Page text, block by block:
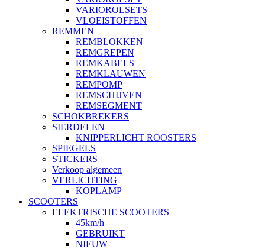
VARIOROLSETS
VLOEISTOFFEN
REMMEN
REMBLOKKEN
REMGREPEN
REMKABELS
REMKLAUWEN
REMPOMP
REMSCHIJVEN
REMSEGMENT
SCHOKBREKERS
SIERDELEN
KNIPPERLICHT ROOSTERS
SPIEGELS
STICKERS
Verkoop algemeen
VERLICHTING
KOPLAMP
SCOOTERS
ELEKTRISCHE SCOOTERS
45km/h
GEBRUIKT
NIEUW